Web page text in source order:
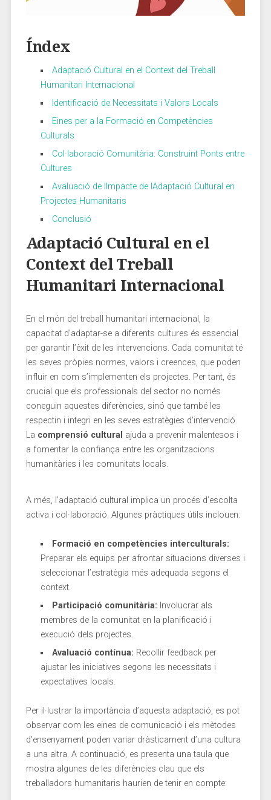
Índex
Adaptació Cultural⁤ en ‍el Context del Treball
⁢Humanitari Internacional
Identificació de Necessitats i ⁣Valors Locals‍
Eines per a⁢ la Formació en Competències
Culturals
Col·laboració ⁤Comunitària: Construint Ponts entre
Cultures
Avaluació⁢ de lImpacte de lAdaptació Cultural ⁤en
Projectes ‌Humanitaris
Conclusió
Adaptació Cultural en el
Context del Treball⁣
Humanitari Internacional
En el món‍ del‌ treball humanitari internacional, la‌
capacitat d’adaptar-se a diferents ​cultures és​ essencial
per garantir​ l’èxit de les intervencions. Cada comunitat té
les ⁤seves pròpies ⁢normes, valors i creences, que poden
influir en com s’implementen els projectes. Per tant, és
crucial que els professionals del sector no ​només
coneguin aquestes diferències, sinó ‌que també les
respectin i integri en les seves estratègies ⁣d’intervenció.
La comprensió ⁤cultural ajuda a prevenir malentesos i
a fomentar ‌la confiança⁢ entre les organitzacions
humanitàries i ⁤les comunitats locals.
A més, l’adaptació cultural implica un procés⁣ d’escolta
activa i col·laboració. Algunes pràctiques útils inclouen:
Formació en competències interculturals:
⁢Preparar els equips per​ afrontar situacions diverses i
seleccionar l’estratègia més adequada segons el‍
context.
Participació comunitària: Involucrar⁢ als
membres de⁣ la comunitat⁢ en la planificació i
execució dels projectes.
Avaluació ‍contínua: Recollir ‍feedback​ per
ajustar les iniciatives segons les necessitats i
expectatives locals.
Per il·lustrar la importància d’aquesta adaptació, es pot⁢
observar com les eines de comunicació i els mètodes
d’ensenyament poden variar dràsticament d’una cultura
a una altra. A continuació, es presenta una taula que
mostra algunes de les diferències clau​ que els
treballadors humanitaris haurien de tenir en compte: